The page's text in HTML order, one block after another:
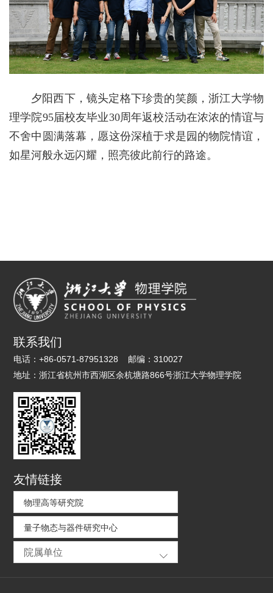
夕阳西下，镜头定格下珍贵的笑颜，浙江大学物
理学院95届校友毕业30周年返校活动在浓浓的情谊与
不舍中圆满落幕，愿这份深植于求是园的物院情谊，
如星河般永远闪耀，照亮彼此前行的路途。
联系我们
电话：+86-0571-87951328 邮编：310027
地址：浙江省杭州市西湖区余杭塘路866号浙江大学物理学院
友情链接
物理高等研究院
量子物态与器件研究中心
院属单位